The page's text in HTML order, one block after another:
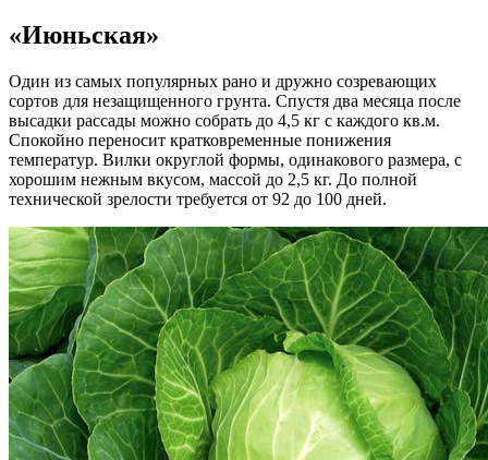
«Июньская»
Один из самых популярных рано и дружно созревающих
сортов для незащищенного грунта. Спустя два месяца после
высадки рассады можно собрать до 4,5 кг с каждого кв.м.
Спокойно переносит кратковременные понижения
температур. Вилки округлой формы, одинакового размера, с
хорошим нежным вкусом, массой до 2,5 кг. До полной
технической зрелости требуется от 92 до 100 дней.